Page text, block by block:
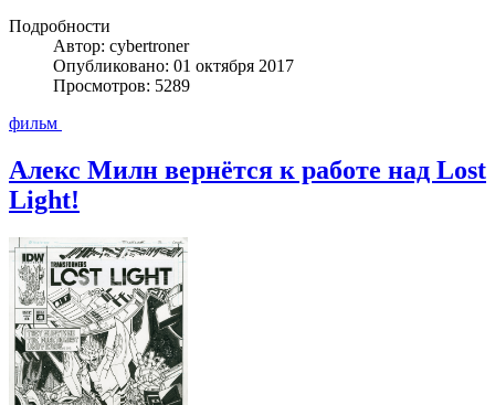
Подробности
Автор: cybertroner
Опубликовано: 01 октября 2017
Просмотров: 5289
фильм
Алекс Милн вернётся к работе над Lost
Light!